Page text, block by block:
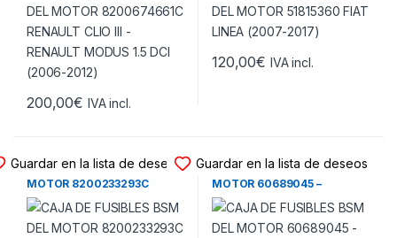
200,00€ IVA incl.
120,00€ IVA incl.
Guardar en la lista de deseos
CAJA DE FUSIBLES BSM DEL
MOTOR 8200233293C
RENAULT CLIO III – RENAULT
MODUS (2006-2012)
Guardar en la lista de deseos
CAJA DE FUSIBLES BSM DEL
MOTOR 60689045 –
50508214 ALFA ROMEO 159 –
ALFA ROMEO BRERA – ALFA
ROMEO SPIDER (2005-2008)